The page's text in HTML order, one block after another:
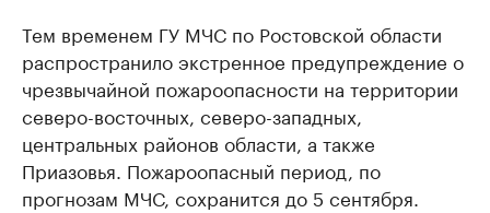
Тем временем ГУ МЧС по Ростовской области
распространило экстренное предупреждение о
чрезвычайной пожароопасности на территории
северо-восточных, северо-западных,
центральных районов области, а также
Приазовья. Пожароопасный период, по
прогнозам МЧС, сохранится до 5 сентября.